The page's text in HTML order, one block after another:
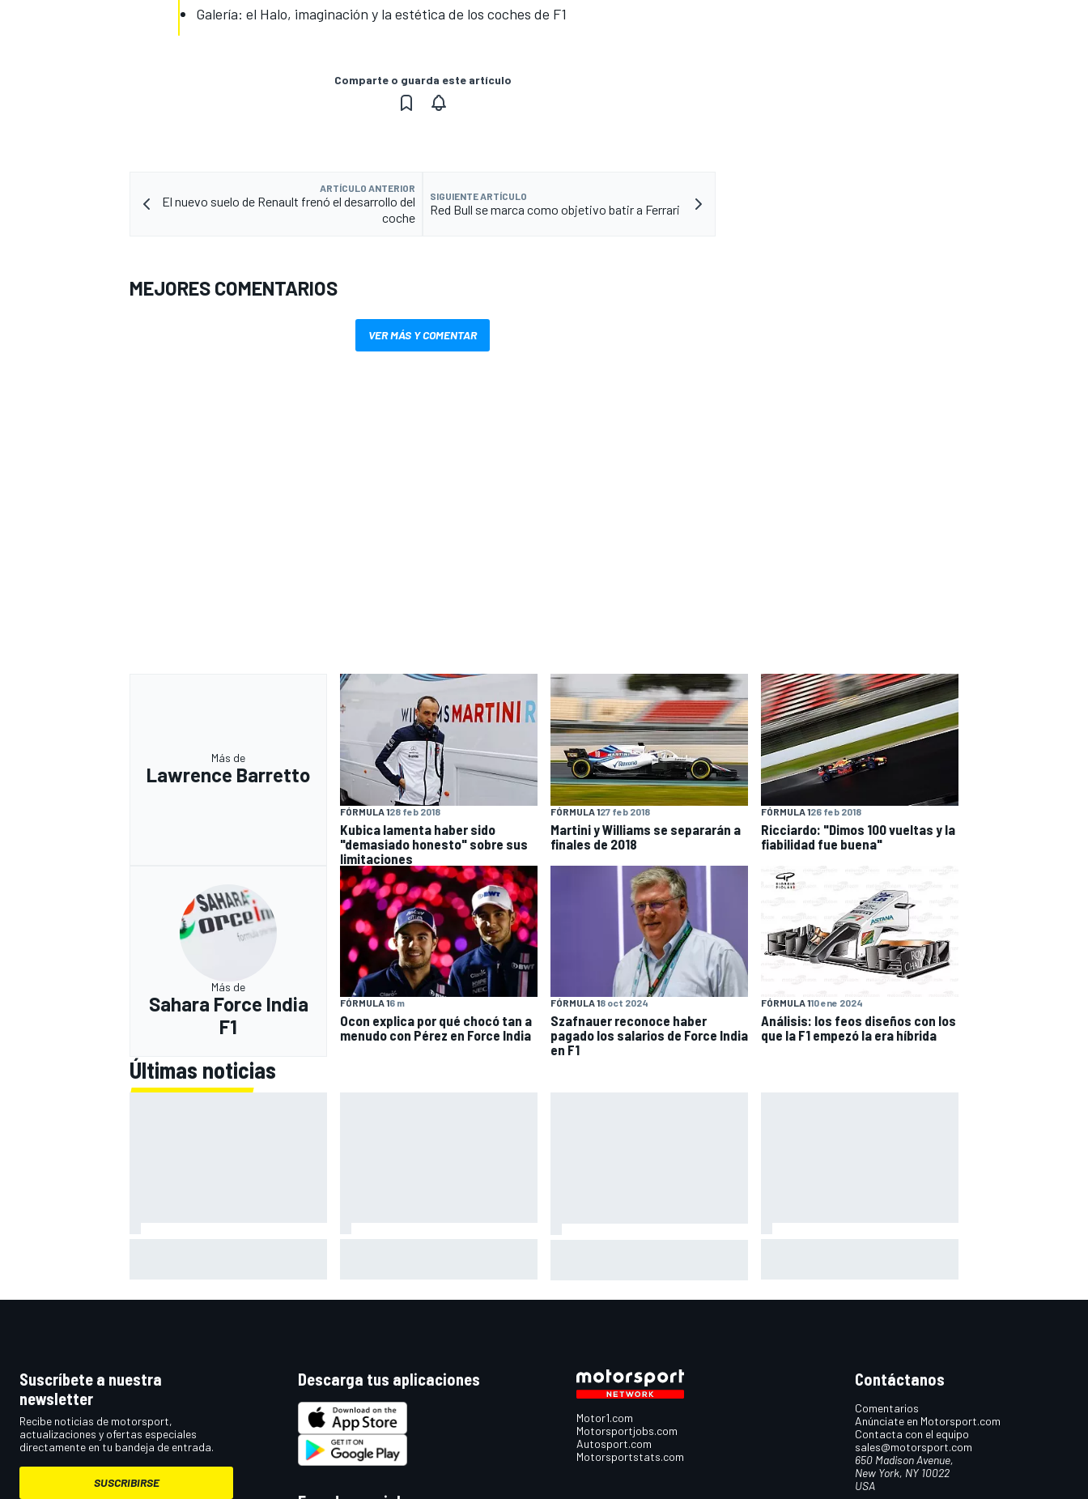
Galería: el Halo, imaginación y la estética de los coches de F1
Comparte o guarda este artículo
ARTÍCULO ANTERIOR
El nuevo suelo de Renault frenó el desarrollo del
coche
SIGUIENTE ARTÍCULO
Red Bull se marca como objetivo batir a Ferrari
MEJORES COMENTARIOS
VER MÁS Y COMENTAR
Más de
Lawrence Barretto
FÓRMULA 128 feb 2018
Kubica lamenta haber sido
"demasiado honesto" sobre sus
limitaciones
FÓRMULA 127 feb 2018
Martini y Williams se separarán a
finales de 2018
FÓRMULA 126 feb 2018
Ricciardo: "Dimos 100 vueltas y la
fiabilidad fue buena"
Más de
Sahara Force India
F1
FÓRMULA 16 m
Ocon explica por qué chocó tan a
menudo con Pérez en Force India
FÓRMULA 18 oct 2024
Szafnauer reconoce haber
pagado los salarios de Force India
en F1
FÓRMULA 110 ene 2024
Análisis: los feos diseños con los
que la F1 empezó la era híbrida
Últimas noticias
Suscríbete a nuestra
newsletter
Recibe noticias de motorsport,
actualizaciones y ofertas especiales
directamente en tu bandeja de entrada.
SUSCRIBIRSE
Descarga tus aplicaciones
Motor1.com
Motorsportjobs.com
Autosport.com
Motorsportstats.com
Contáctanos
Comentarios
Anúnciate en Motorsport.com
Contacta con el equipo
sales@motorsport.com
650 Madison Avenue,
New York, NY 10022
USA